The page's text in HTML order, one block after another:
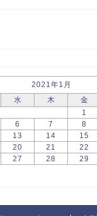
2021年1月
水 木 金
1
6 7 8
13 14 15
20 21 22
27 28 29